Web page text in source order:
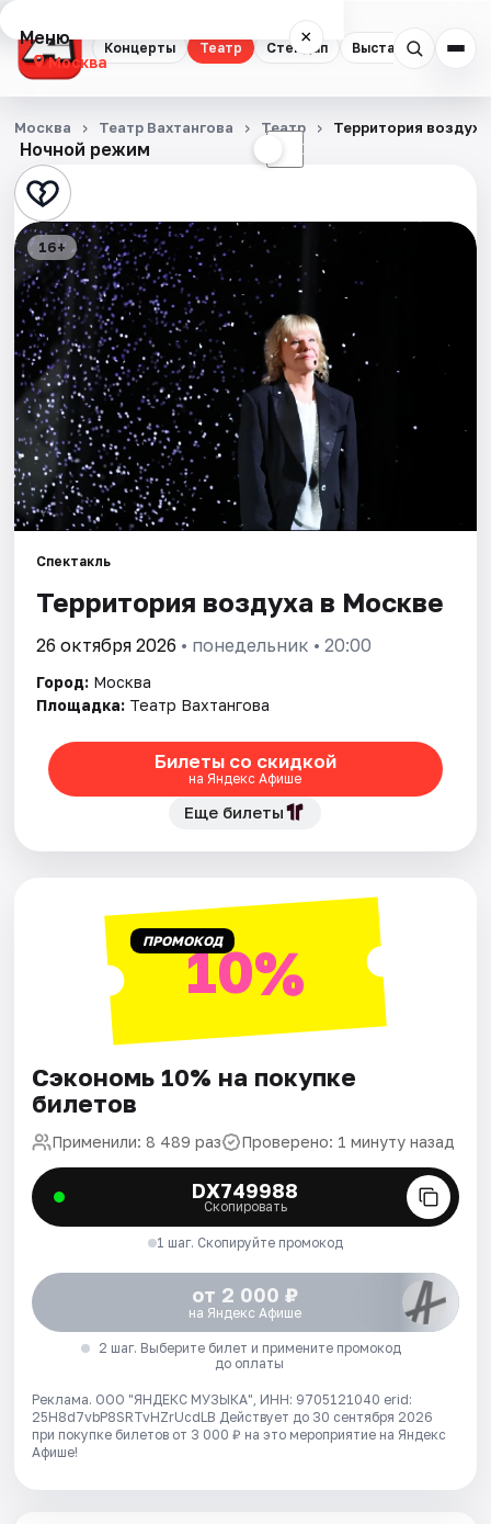
Концерты Театр Стендап Выставки
Меню ×
Москва
Концерты
Театр
Стендап
Выставки
Квесты
Экскурсии
Спорт
События
Площадки
Артисты
Рейтинги
Ночной режим ☾
Москва Театр Вахтангова Театр Территория воздуха
16+
Спектакль
Территория воздуха в Москве
26 октября 2026 • понедельник • 20:00
Город: Москва
Площадка: Театр Вахтангова
Билеты со скидкой
на Яндекс Афише
Еще билеты
ПРОМОКОД10%
Сэкономь 10% на покупке
билетов
Применили: 8 489 раз Проверено: 1 минуту назад
DX749988
Скопировать
1 шаг. Скопируйте промокод
от 2 000 ₽
на Яндекс Афише
2 шаг. Выберите билет и примените промокод
до оплаты
Реклама. ООО "ЯНДЕКС МУЗЫКА", ИНН: 9705121040 erid:
25H8d7vbP8SRTvHZrUcdLB Действует до 30 сентября 2026
при покупке билетов от 3 000 ₽ на это мероприятие на Яндекс
Афише!